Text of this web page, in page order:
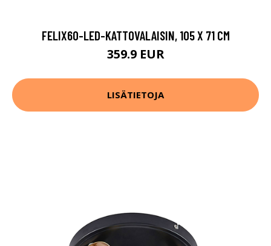
FELIX60-LED-KATTOVALAISIN, 105 X 71 CM
359.9 EUR
LISÄTIETOJA